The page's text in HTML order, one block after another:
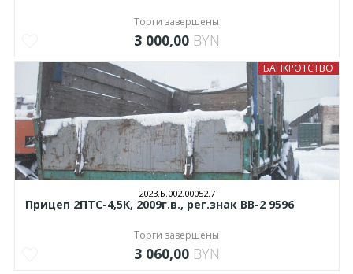
Торги завершены
3 000,00 BYN
БАНКРОТСТВО
2023.Б.002.00052.7
Прицеп 2ПТС-4,5К, 2009г.в., рег.знак ВВ-2 9596
Торги завершены
3 060,00 BYN